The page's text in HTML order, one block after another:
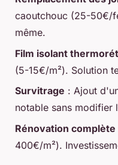
caoutchouc (25-50€/
même.
Film isolant
(5-15€/m²). Solution
Survitrage : Ajout
notable sans modifier
Rénovation complète
400€/m²).